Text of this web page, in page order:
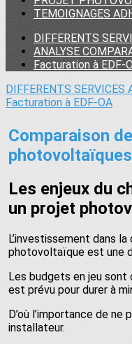
TEMOIGNAGES
DIFFERENTS
ANALYSE
Facturation à EDF-
DIFFERENTS SERVICES
Facturation à EDF-OA
Comparaison
Les enjeux du
un projet
L’investissement dans
photovoltaïque est une
Les budgets en jeu sont
est prévu pour durer à
D’où l’importance de
installateur.